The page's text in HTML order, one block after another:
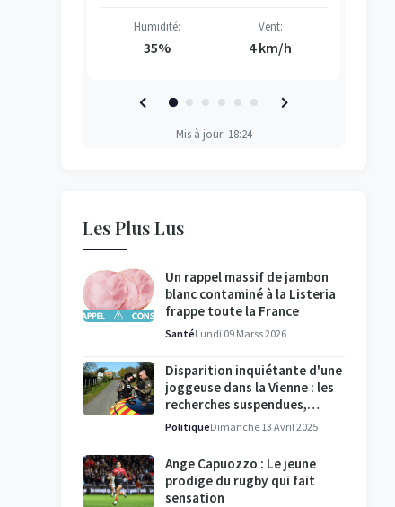
Humidité:
35%
Vent:
4 km/h
Mis à jour: 18:24
Les Plus Lus
Un rappel massif de jambon
blanc contaminé à la Listeria
frappe toute la France
SantéLundi 09 Marss 2026
Disparition inquiétante d'une
joggeuse dans la Vienne : les
recherches suspendues,
l'enquête se poursuit
PolitiqueDimanche 13 Avril 2025
Ange Capuozzo : Le jeune
prodige du rugby qui fait
sensation